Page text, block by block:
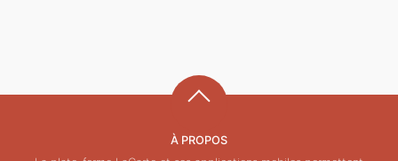
À PROPOS